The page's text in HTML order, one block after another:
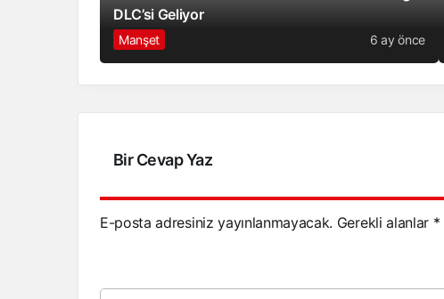
DLC’si Geliyor
Manşet 6 ay önce
Bir Cevap Yaz
E-posta adresiniz yayınlanmayacak. Gerekli alanlar *